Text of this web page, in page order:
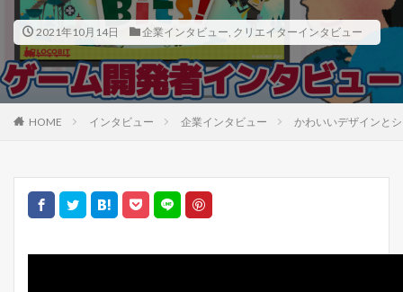
2021年10月14日 企業インタビュー, クリエイターインタビュー
HOME インタビュー 企業インタビュー かわいいデザインと